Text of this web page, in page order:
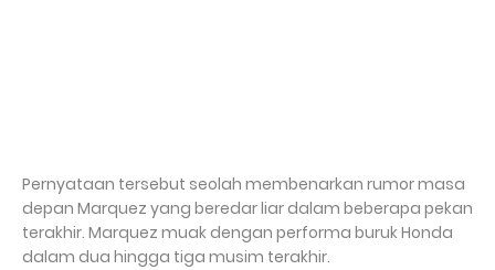
Pernyataan tersebut seolah membenarkan rumor masa
depan Marquez yang beredar liar dalam beberapa pekan
terakhir. Marquez muak dengan performa buruk Honda
dalam dua hingga tiga musim terakhir.